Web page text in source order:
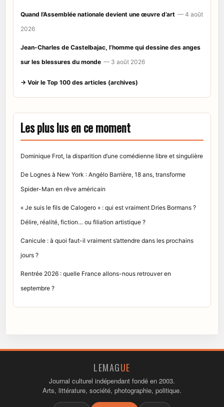
Quand l’Assemblée nationale devient une œuvre d’art — 4 août
2026
Jean-Charles de Castelbajac, l’homme qui dessine des anges
sur les blessures du monde — 3 août 2026
→ Voir le Top 100 des articles (archives)
Les plus lus en ce moment
Dominique Frot, la disparition d’une comédienne libre et singulière
De Lognes à New York : Angélo Barrière, 18 ans, transforme
Spider-Man en rêve américain
« Je suis le fils de Calogero » : qui est vraiment Dries Bormans ?
Délire, réalité, fiction… ou filiation artistique ?
Canicule : à quoi faut-il vraiment s’attendre dans les prochains
jours ?
Rentrée 2026 : quelle France allons-nous retrouver en
septembre ?
LEMAGUE
Journal culturel indépendant fondé en 2003.
Arts, littérature, société, photographie, politique.